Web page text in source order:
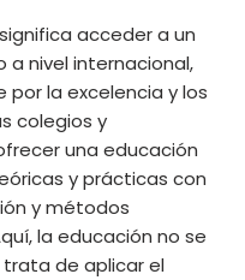
significa acceder a un
nivel internacional,
la excelencia y los
colegios y
una educación
y prácticas con
y métodos
la educación no se
de aplicar el